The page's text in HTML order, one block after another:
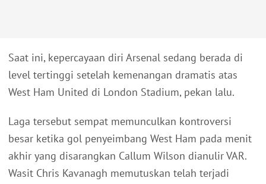
Saat ini, kepercayaan diri Arsenal sedang berada di
level tertinggi setelah kemenangan dramatis atas
West Ham United di London Stadium, pekan lalu.
Laga tersebut sempat memunculkan kontroversi
besar ketika gol penyeimbang West Ham pada menit
akhir yang disarangkan Callum Wilson dianulir VAR.
Wasit Chris Kavanagh memutuskan telah terjadi